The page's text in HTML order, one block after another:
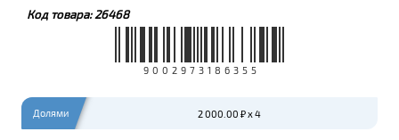
Код товара:26468
9002973186355
Долями 2 000.00 ₽ x 4